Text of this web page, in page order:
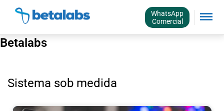
WhatsApp
Comercial
Betalabs
Sistema sob medida